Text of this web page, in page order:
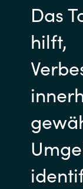
Das
hilft,